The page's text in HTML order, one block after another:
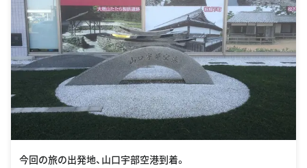
今回の旅の出発地、山口宇部空港到着。